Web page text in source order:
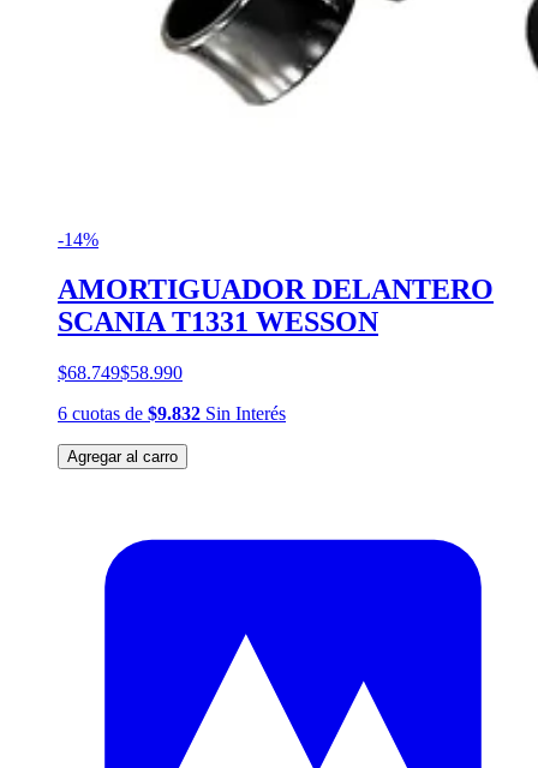
-14%
AMORTIGUADOR DELANTERO
SCANIA T1331 WESSON
$68.749$58.990
6 cuotas de $9.832 Sin Interés
Agregar al carro